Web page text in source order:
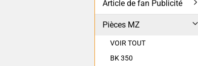
Article de fan Publicité
Pièces MZ
VOIR TOUT
BK 350